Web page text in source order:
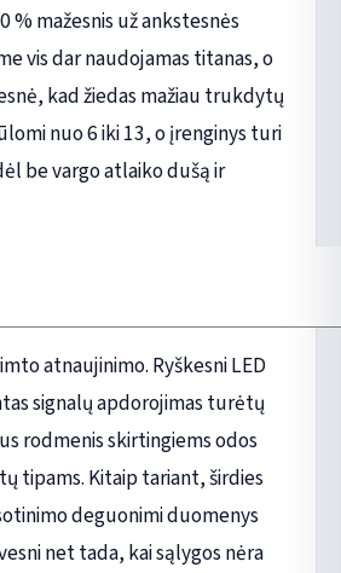
% mažesnis už ankstesnės
vis dar naudojamas titanas, o
kad žiedas mažiau trukdytų
nuo 6 iki 13, o įrenginys turi
be vargo atlaiko dušą ir
atnaujinimo. Ryškesni LED
signalų apdorojimas turėtų
rodmenis skirtingiems odos
tipams. Kitaip tariant, širdies
deguonimi duomenys
net tada, kai sąlygos nėra